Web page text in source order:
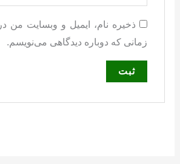
ذخیره نام، ایمیل و وبسایت من
زمانی که دوباره دیدگاهی می‌نویسم.